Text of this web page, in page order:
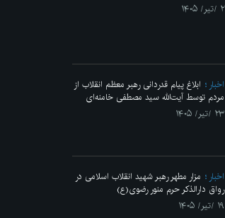
۲ /تیر/ ۱۴۰۵
اخبار
ابلاغ پیام قدردانی رهبر معظم انقلاب از
مردم توسط آیت‌الله سید مصطفی خامنه‌ای
۲۳ /تیر/ ۱۴۰۵
اخبار
مزار مطهر رهبر شهید انقلاب اسلامی در
رواق دارالذکر حرم منور رضوی(ع)
۱۹ /تیر/ ۱۴۰۵